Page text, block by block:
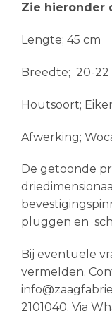
Zie hieronder
Lengte; 45 cm
Breedte; 20-22
Houtsoort;
Afwerking;
De getoonde
pluggen en
Bij eventuele
vermelden.
2101040. Via